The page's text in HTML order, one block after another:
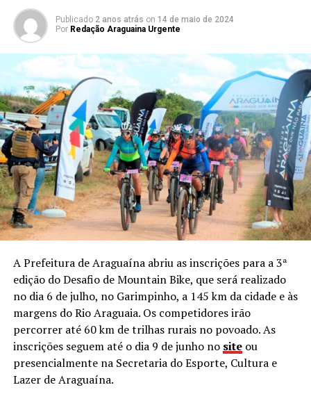
Publicado 2 anos atrás on 14 de maio de 2024
Por Redação Araguaina Urgente
A Prefeitura de Araguaína abriu as inscrições para a 3ª
edição do Desafio de Mountain Bike, que será realizado
no dia 6 de julho, no Garimpinho, a 145 km da cidade e às
margens do Rio Araguaia. Os competidores irão
percorrer até 60 km de trilhas rurais no povoado. As
inscrições seguem até o dia 9 de junho no site ou
presencialmente na Secretaria do Esporte, Cultura e
Lazer de Araguaína.